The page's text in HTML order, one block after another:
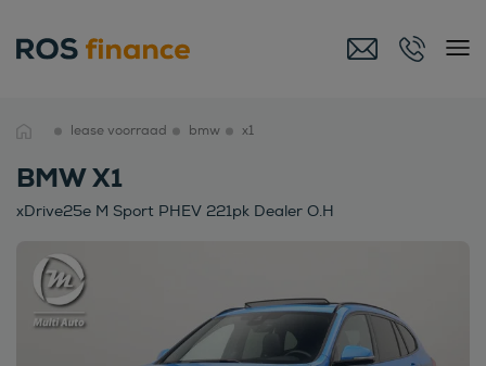
lease voorraad bmw x1
BMW X1
xDrive25e M Sport PHEV 221pk Dealer O.H